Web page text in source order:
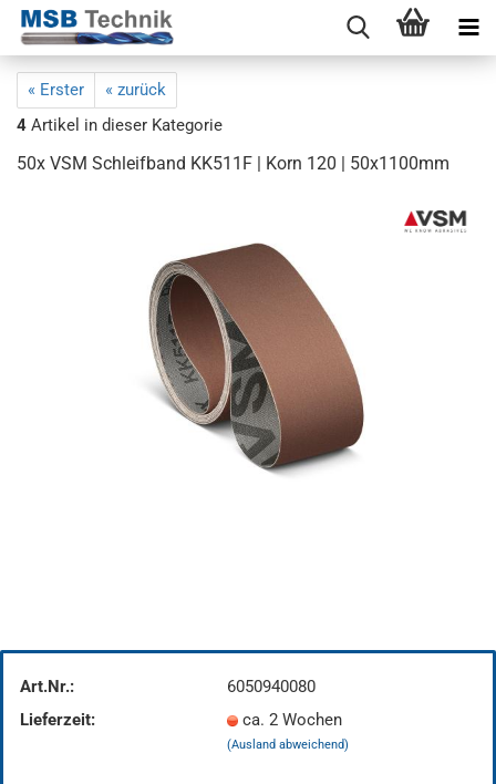
« Erster
« zurück
4 Artikel in dieser Kategorie
50x VSM Schleifband KK511F | Korn 120 | 50x1100mm
Art.Nr.:
6050940080
Lieferzeit:
ca. 2 Wochen
(Ausland abweichend)